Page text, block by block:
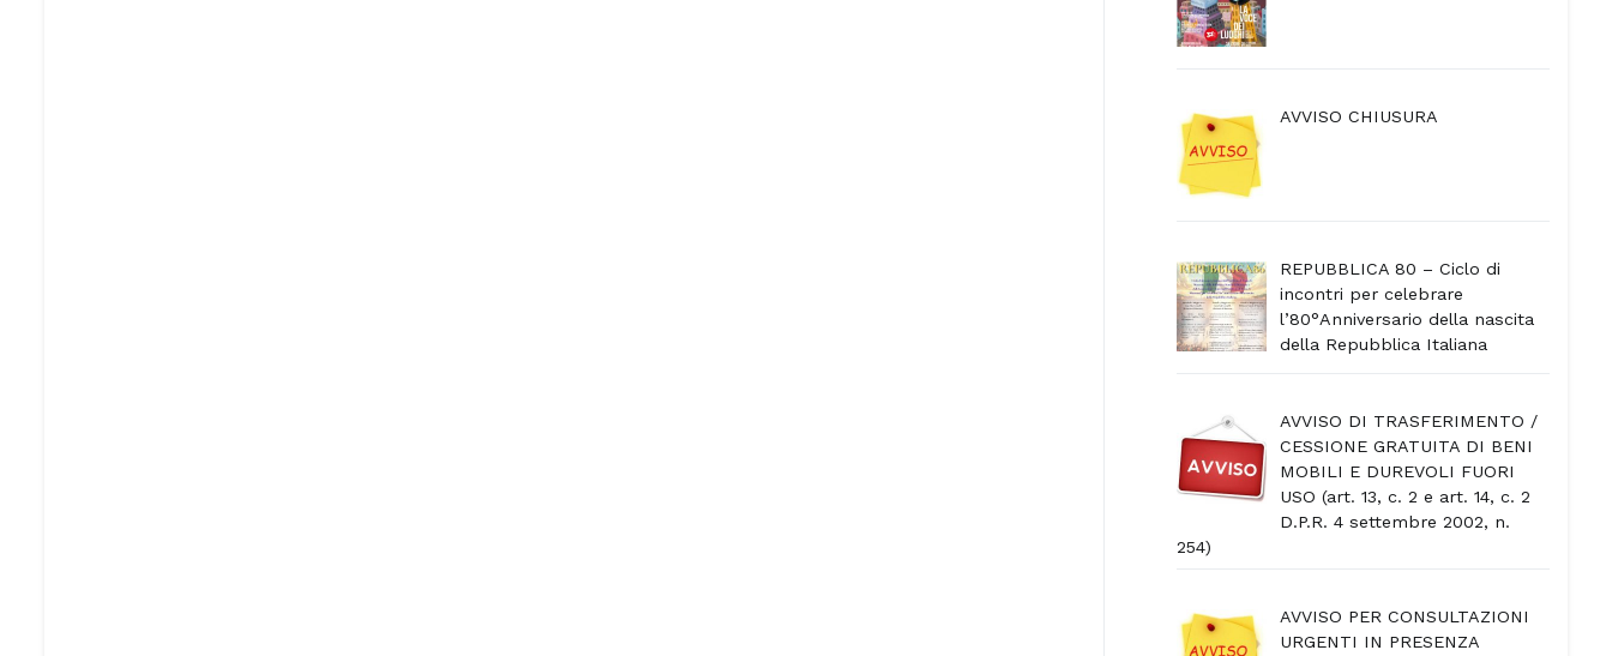
AVVISO CHIUSURA
REPUBBLICA 80 – Ciclo di
incontri per celebrare
l’80°Anniversario della nascita
della Repubblica Italiana
AVVISO DI TRASFERIMENTO /
CESSIONE GRATUITA DI BENI
MOBILI E DUREVOLI FUORI
USO (art. 13, c. 2 e art. 14, c. 2
D.P.R. 4 settembre 2002, n.
254)
AVVISO PER CONSULTAZIONI
URGENTI IN PRESENZA